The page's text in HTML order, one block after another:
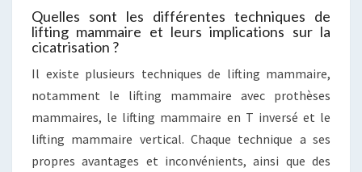
Quelles sont les différentes techniques de
lifting mammaire et leurs implications sur la
cicatrisation ?
Il existe plusieurs techniques de lifting mammaire,
notamment le lifting mammaire avec prothèses
mammaires, le lifting mammaire en T inversé et le
lifting mammaire vertical. Chaque technique a ses
propres avantages et inconvénients, ainsi que des